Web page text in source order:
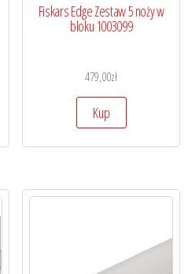
Fiskars Edge Zestaw 5 noży w
bloku 1003099
479,00zł
Kup